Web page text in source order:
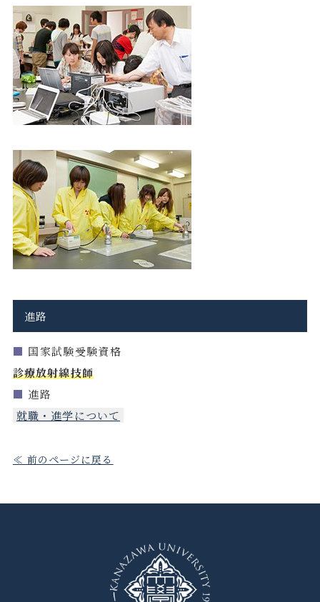
進路
■ 国家試験受験資格
診療放射線技師
■ 進路
就職・進学について
≪ 前のページに戻る